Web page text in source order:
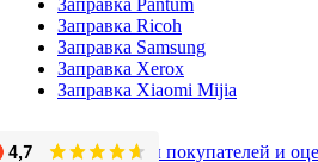
Заправка Ricoh
Заправка Samsung
Заправка Xerox
Заправка Xiaomi Mijia